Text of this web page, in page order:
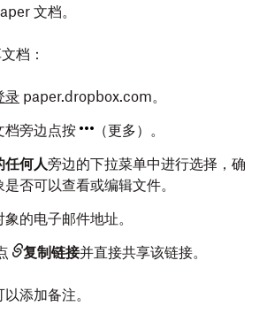
文档。
档：
录 paper.dropbox.com。
档旁边点按
（更多）。
任何人旁边的下拉菜单中进行选择，确
否可以查看或编辑文件。
的电子邮件地址。
复制链接并直接共享该链接。
添加备注。